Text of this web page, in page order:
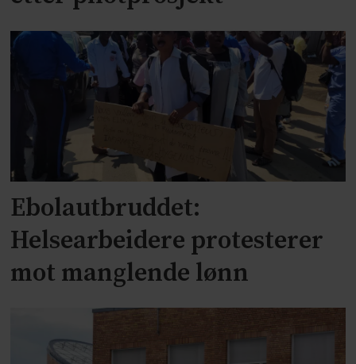
Ebolautbruddet:
Helsearbeidere protesterer
mot manglende lønn